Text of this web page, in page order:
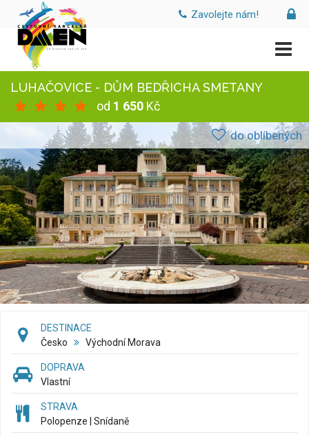
Zavolejte nám!
LUHAČOVICE - DŮM BEDŘICHA SMETANY
od 1 650 Kč
do oblíbených
DESTINACE
Česko
Východní Morava
DOPRAVA
Vlastní
STRAVA
Polopenze | Snídaně